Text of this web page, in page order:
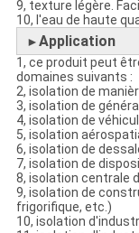
9, texture légère.
10, l'eau de haute
►Application
1, ce produit peut
domaines suivants :
2, isolation de
3, isolation de
4, isolation de
5, isolation
6, isolation de
7, isolation de
8, isolation centrale
9, isolation de
frigorifique, etc.)
10, isolation